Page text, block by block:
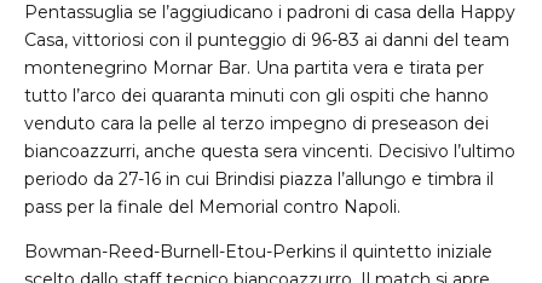
Pentassuglia se l’aggiudicano i padroni di casa della Happy
Casa, vittoriosi con il punteggio di 96-83 ai danni del team
montenegrino Mornar Bar. Una partita vera e tirata per
tutto l’arco dei quaranta minuti con gli ospiti che hanno
venduto cara la pelle al terzo impegno di preseason dei
biancoazzurri, anche questa sera vincenti. Decisivo l’ultimo
periodo da 27-16 in cui Brindisi piazza l’allungo e timbra il
pass per la finale del Memorial contro Napoli.
Bowman-Reed-Burnell-Etou-Perkins il quintetto iniziale